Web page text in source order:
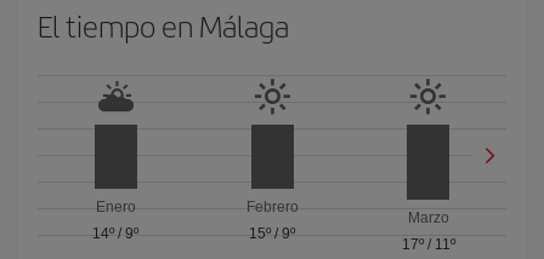
El tiempo en Málaga
Enero
14º /9º
Febrero
15º / 9º
Marzo
17º/ 11º